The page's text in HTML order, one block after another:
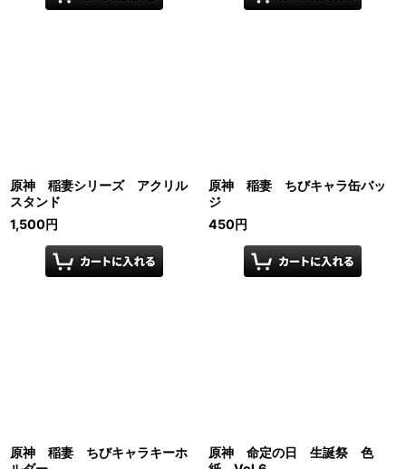
原神 稲妻シリーズ アクリル
スタンド
1,500円
原神 稲妻 ちびキャラ缶バッ
ジ
450円
原神 稲妻 ちびキャラキーホ
原神 命定の日 生誕祭 色